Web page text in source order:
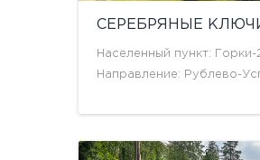
СЕРЕБРЯНЫЕ
Населенный пункт: Горки-
Направление: Рублево-